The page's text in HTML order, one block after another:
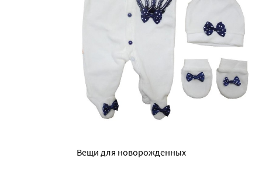
Вещи для новорожденных